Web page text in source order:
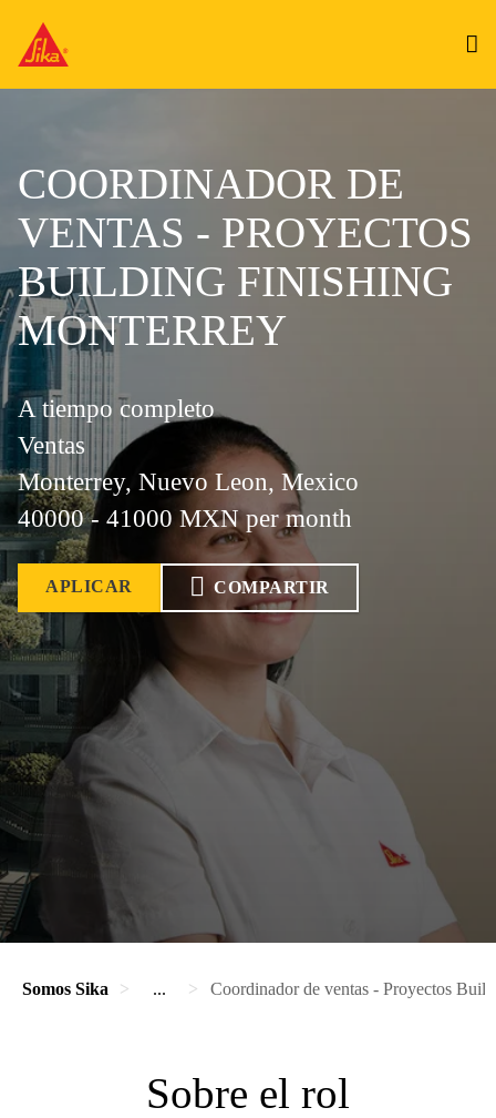
COORDINADOR DE
VENTAS - PROYECTOS
BUILDING FINISHING
MONTERREY
A tiempo completo
Ventas
Monterrey, Nuevo Leon, Mexico
40000 - 41000 MXN per month
APLICAR COMPARTIR
Somos Sika ... Coordinador de ventas - Proyectos
Sobre el rol